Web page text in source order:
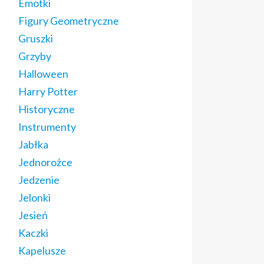
Emotki
Figury Geometryczne
Gruszki
Grzyby
Halloween
Harry Potter
Historyczne
Instrumenty
Jabłka
Jednorożce
Jedzenie
Jelonki
Jesień
Kaczki
Kapelusze